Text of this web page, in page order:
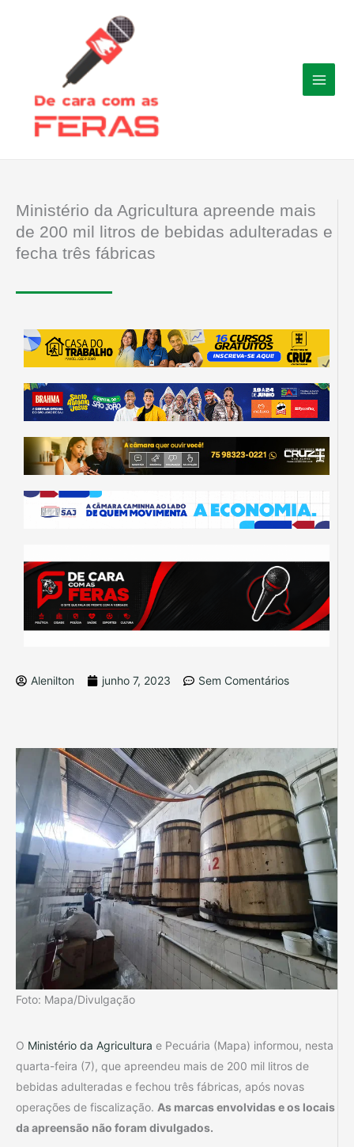
Ministério da Agricultura apreende mais
de 200 mil litros de bebidas adulteradas e
fecha três fábricas
Alenilton junho 7, 2023 Sem Comentários
Foto: Mapa/Divulgação
O Ministério da Agricultura e Pecuária (Mapa) informou, nesta
quarta-feira (7), que apreendeu mais de 200 mil litros de
bebidas adulteradas e fechou três fábricas, após novas
operações de fiscalização. As marcas envolvidas e os locais
da apreensão não foram divulgados.